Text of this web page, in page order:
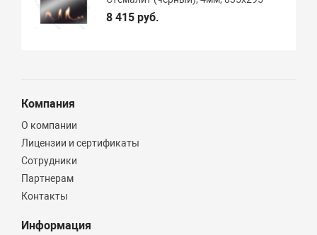
8 415 руб.
Компания
О компании
Лицензии и сертификаты
Сотрудники
Партнерам
Контакты
Информация